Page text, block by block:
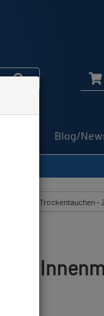
Blog/
zeigen aus: Trockentauchen -
für